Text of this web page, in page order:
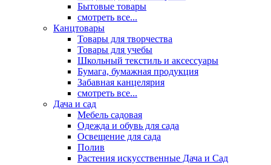
Бытовые товары
смотреть все...
Канцтовары
Товары для творчества
Товары для учебы
Школьный текстиль и аксессуары
Бумага, бумажная продукция
Забавная канцелярия
смотреть все...
Дача и сад
Мебель садовая
Одежда и обувь для сада
Освещение для сада
Полив
Растения искусственные Дача и Сад